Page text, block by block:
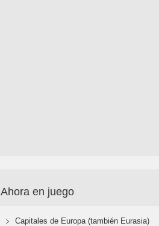
Ahora en juego
Capitales de Europa (también Eurasia)